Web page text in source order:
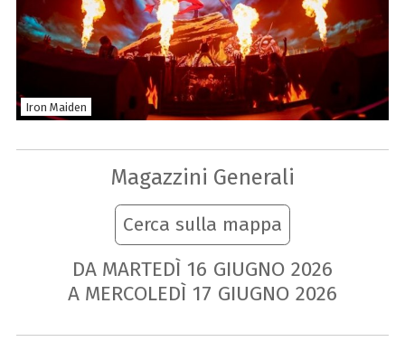
Iron Maiden
Magazzini Generali
Cerca sulla mappa
DA MARTEDÌ 16 GIUGNO 2026
A MERCOLEDÌ 17 GIUGNO 2026